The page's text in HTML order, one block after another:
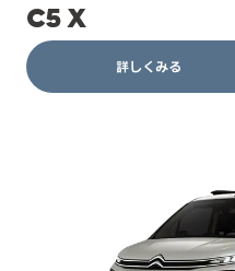
C5 X
詳しくみる